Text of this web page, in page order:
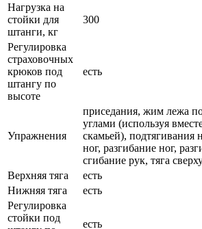
Нагрузка на
стойки для
штанги, кг
300
Регулировка
страховочных
крюков под
штангу по
высоте
есть
Упражнения
приседания, жим лежа
углами (используя
скамьей), подтягивания
ног, разгибание ног,
сгибание рук, тяга
Верхняя тяга
есть
Нижняя тяга
есть
Регулировка
стойки под
есть